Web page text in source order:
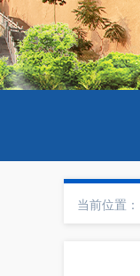
当前位置：